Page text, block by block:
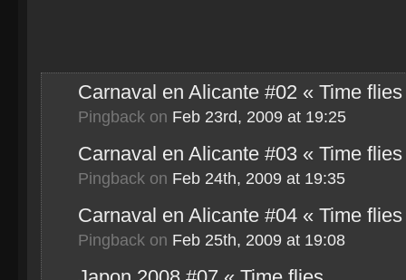
Carnaval en Alicante #02 « Time flies
Pingback on Feb 23rd, 2009 at 19:25
Carnaval en Alicante #03 « Time flies
Pingback on Feb 24th, 2009 at 19:35
Carnaval en Alicante #04 « Time flies
Pingback on Feb 25th, 2009 at 19:08